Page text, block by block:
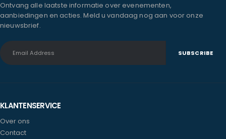
Ontvang alle laatste informatie over evenementen,
aanbiedingen en acties. Meld u vandaag nog aan voor onze
nieuwsbrief.
KLANTENSERVICE
Over ons
Contact